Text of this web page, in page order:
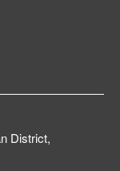
District,